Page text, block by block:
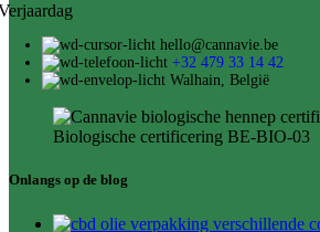
hello@cannavie.be
+32 479 33 14 42
Walhain, België
Biologische certificering BE-BIO-03
Onlangs op de blog